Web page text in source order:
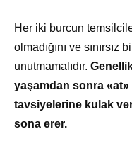
Her iki burcun
olmadığını ve
unutmamalıdır.
yaşamdan sonra «at»
tavsiyelerine kulak
sona erer.